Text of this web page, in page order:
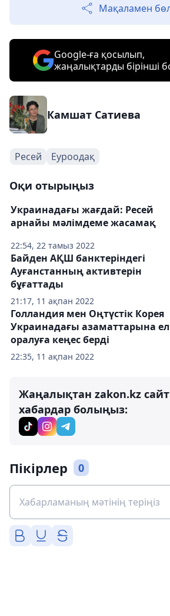
Мақаламен
Google-ға қосылып,
жаңалықтарды бірінші
Камшат Сатиева
Ресей Еуроодақ
Оқи отырыңыз
22:54, 22 тамыз 2022
Украинадағы жағдай: Ресей
арнайы мәлімдеме жасамақ
21:17, 11 ақпан 2022
Байден АҚШ банктеріндегі
Ауғанстанның активтерін
бұғаттады
22:35, 11 ақпан 2022
Голландия мен Оңтүстік Корея
Украинадағы азаматтарына
оралуға кеңес берді
Жаңалықтан zakon.kz
хабардар болыңыз:
Пікірлер 0